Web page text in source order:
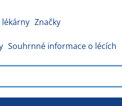
lékárny Značky
Souhrnné informace o lécích